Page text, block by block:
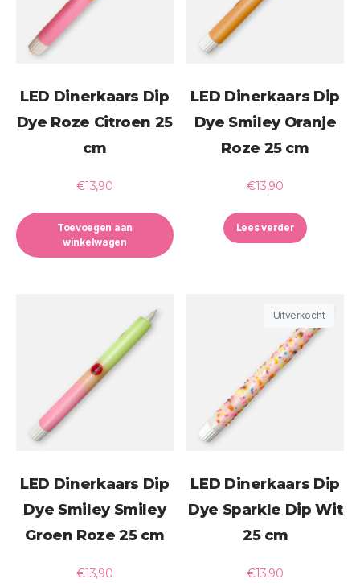
LED Dinerkaars Dip
Dye Roze Citroen 25
cm
€13,90
Toevoegen aan
winkelwagen
LED Dinerkaars Dip
Dye Smiley Oranje
Roze 25 cm
€13,90
Lees verder
LED Dinerkaars Dip
Dye Smiley Smiley
Groen Roze 25 cm
€13,90
Uitverkocht
LED Dinerkaars Dip
Dye Sparkle Dip Wit
25 cm
€13,90